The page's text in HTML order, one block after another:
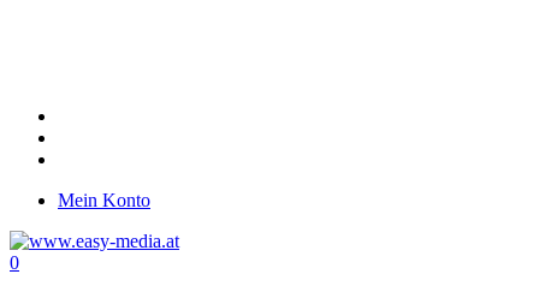
Mein Konto
0